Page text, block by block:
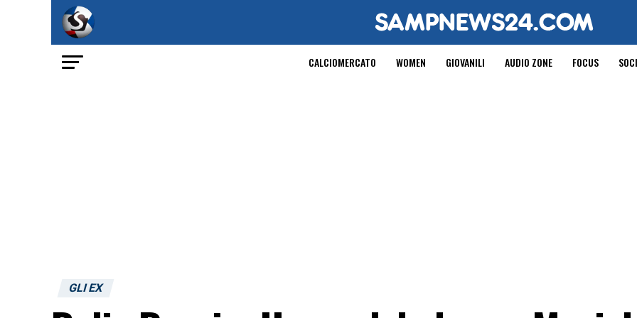
CALCIOMERCATO WOMEN GIOVANILI AUDIO ZONE FOCUS
GLI EX